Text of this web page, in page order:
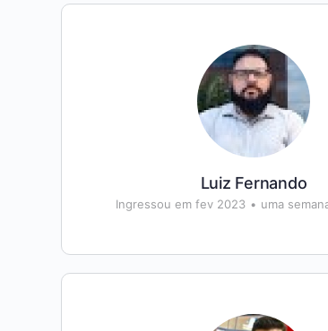
Luiz Fernando
Ingressou em fev 2023 • uma